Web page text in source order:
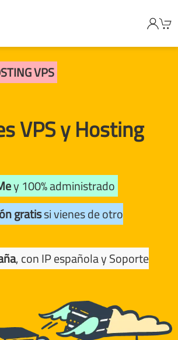
VPS
VPS y Hosting
y 100% administrado
gratissi vienes de otro
, con IP española y Soporte